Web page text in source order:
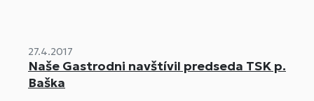
27.4.2017
Naše Gastrodni navštívil predseda TSK p.
Baška